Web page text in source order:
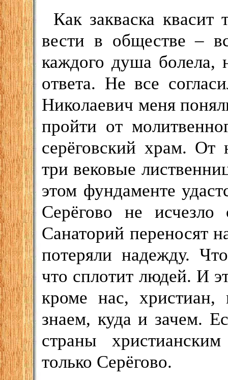
Как закваска
вести в обществе –
каждого душа болела,
ответа. Не все
Николаевич меня
пройти от
серёговский храм. От
три вековые
этом фундаменте
Серёгово не
Санаторий переносят
потеряли надежду.
что сплотит людей. И
кроме нас,
знаем, куда и зачем.
страны
только Серёгово.